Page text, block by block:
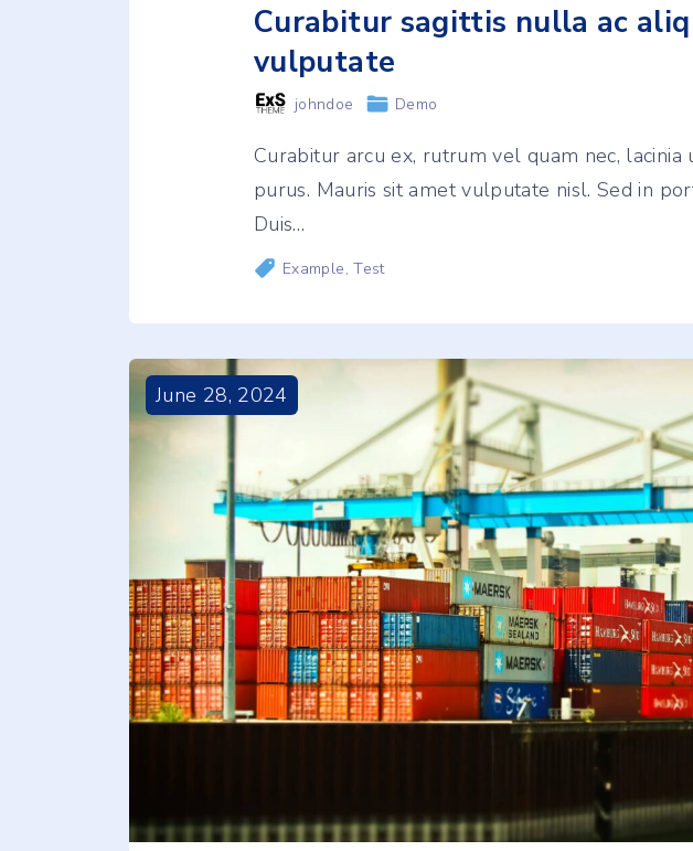
Curabitur sagittis nulla ac
vulputate
johndoe Demo
Curabitur arcu ex, rutrum vel quam nec, lacinia
purus. Mauris sit amet vulputate nisl. Sed in
Duis…
Example Test
June 28, 2024